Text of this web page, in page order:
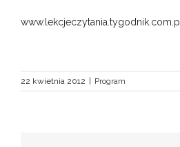
www.lekcjeczytania.tygodnik.com.pl
22 kwietnia 2012 Program